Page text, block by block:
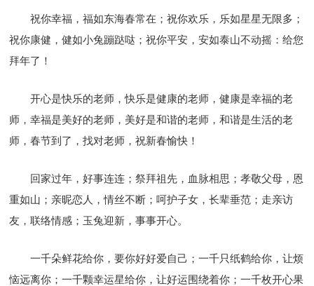
祝你幸福，福如东海春常在；祝你欢乐，乐如星星无限多；
祝你康健，健如小兔蹦跶哒；祝你平安，安如泰山不动摇：给您
拜年了！
开心是快乐的老师，快乐是健康的老师，健康是幸福的老
师，幸福是美好的老师，美好是和谐的老师，和谐是生活的老
师，春节到了，找对老师，祝新春愉快！
回家过年，好事连连；祭拜祖先，血脉相思；孝敬父母，恩
重如山；亲昵恋人，情丝不断；呵护子女，长辈垂范；走亲访
友，联络情感；玉兔迎新，事事开心。
一千朵鲜花给你，要你好好爱自己；一千只纸鹤给你，让烦
恼远离你；一千颗幸运星给你，让好运围绕着你；一千枚开心果